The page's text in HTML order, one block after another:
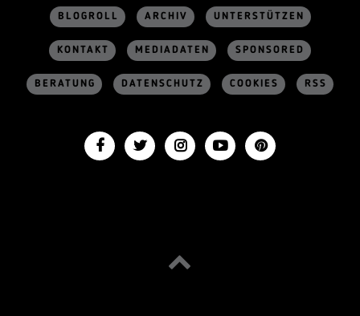
BLOGROLL ARCHIV UNTERSTÜTZEN
KONTAKT MEDIADATEN SPONSORED
BERATUNG DATENSCHUTZ COOKIES RSS